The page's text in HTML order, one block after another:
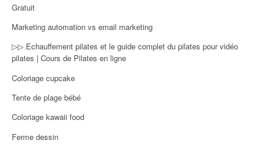
Gratuit
Marketing automation vs email marketing
▷▷ Echauffement pilates et le guide complet du pilates pour vidéo
pilates | Cours de Pilates en ligne
Coloriage cupcake
Tente de plage bébé
Coloriage kawaii food
Ferme dessin